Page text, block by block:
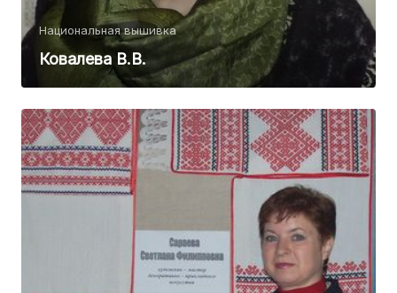
Национальная вышивка
Ковалева В.В.